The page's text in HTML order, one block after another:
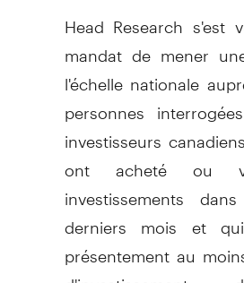
Head Research s'est
mandat de mener
l'échelle nationale
personnes
investisseurs
ont acheté ou
investissements
derniers mois et
présentement au